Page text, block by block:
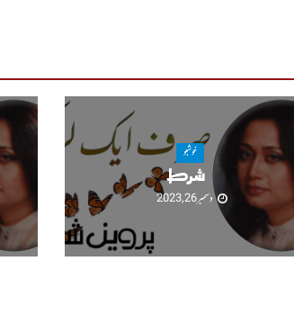
خوشبو
شرط
دسمبر 26, 2023